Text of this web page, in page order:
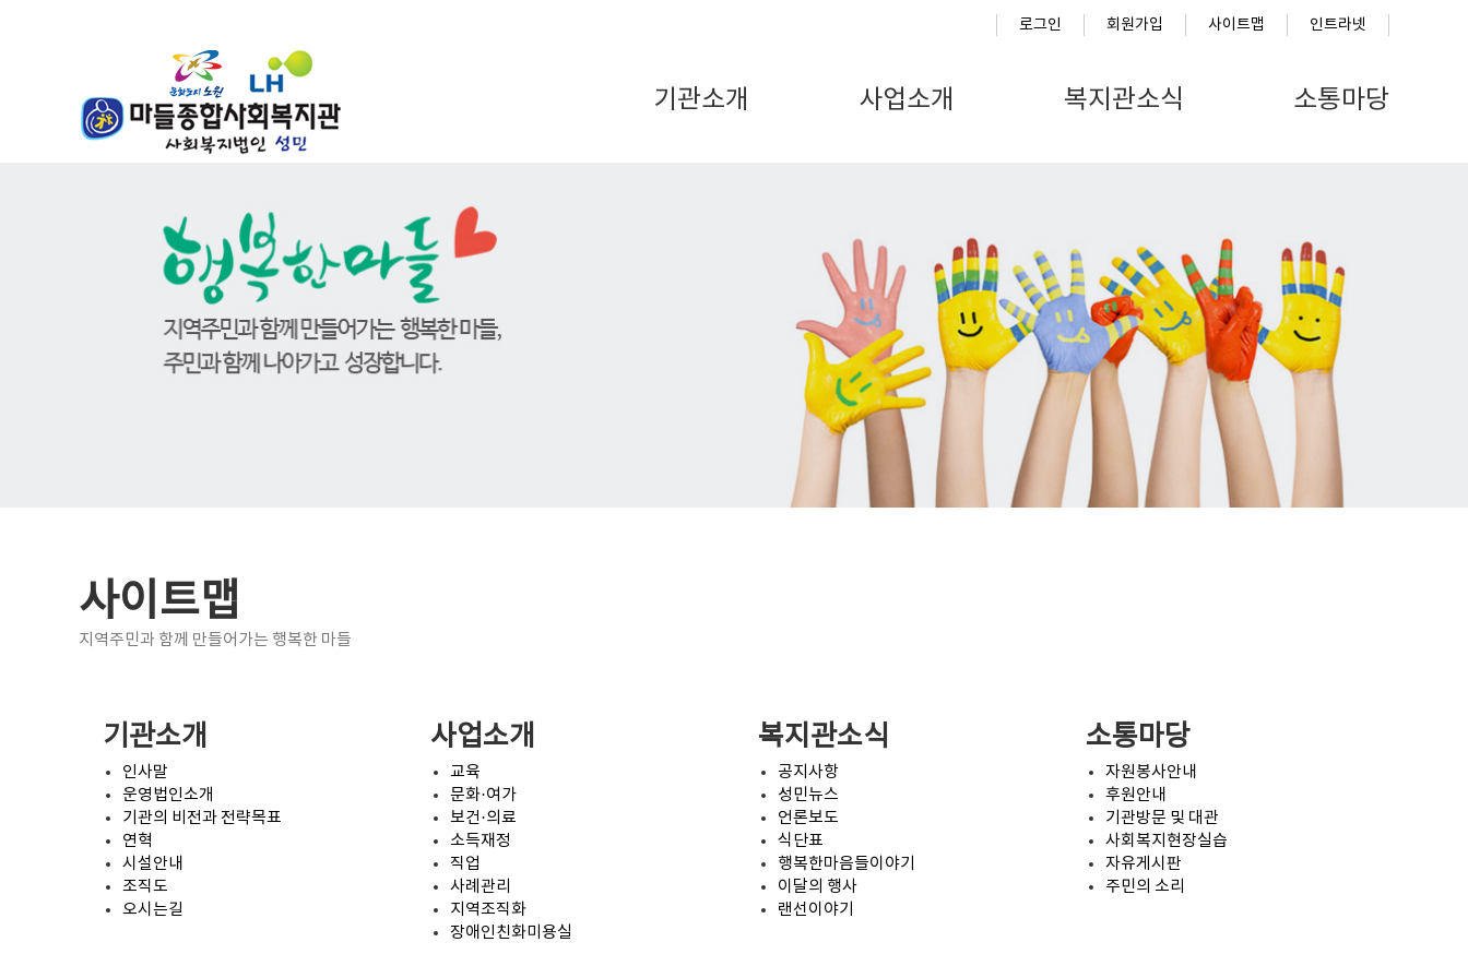
로그인 회원가입 사이트맵 인트라넷
기관소개 사업소개 복지관소식 소통마당
사이트맵
지역주민과 함께 만들어가는 행복한 마들
기관소개
인사말
운영법인소개
기관의 비전과 전략목표
연혁
시설안내
조직도
오시는길
사업소개
교육
문화·여가
보건·의료
소득재정
직업
사례관리
지역조직화
장애인친화미용실
복지관소식
공지사항
성민뉴스
언론보도
식단표
행복한마음들이야기
이달의 행사
랜선이야기
소통마당
자원봉사안내
후원안내
기관방문 및 대관
사회복지현장실습
자유게시판
주민의 소리